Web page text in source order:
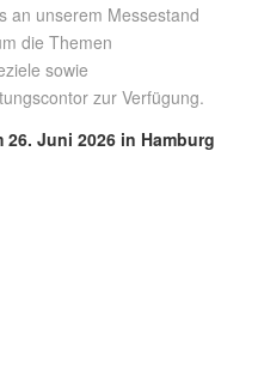
an unserem Messestand
die Themen
sowie
zur Verfügung.
Juni 2026 in Hamburg